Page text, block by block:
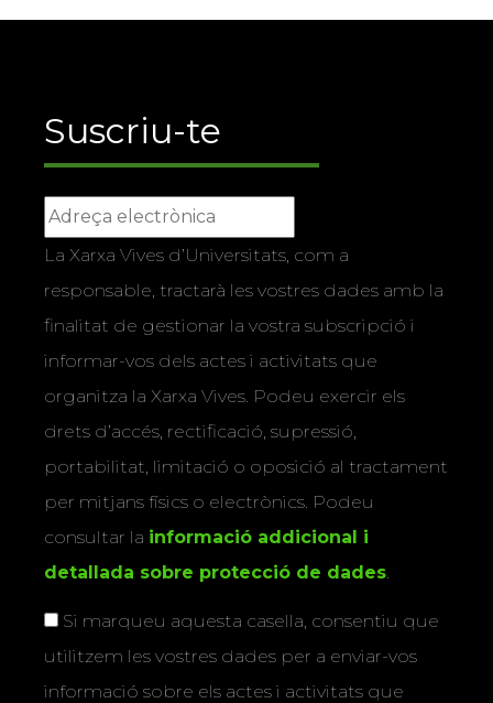
Suscriu-te
La Xarxa Vives d’Universitats, com a
responsable, tractarà les vostres dades amb la
finalitat de gestionar la vostra subscripció i
informar-vos dels actes i activitats que
organitza la Xarxa Vives. Podeu exercir els
drets d’accés, rectificació, supressió,
portabilitat, limitació o oposició al tractament
per mitjans físics o electrònics. Podeu
consultar la informació addicional i
detallada sobre protecció de dades
Si marqueu aquesta casella, consentiu que
utilitzem les vostres dades per a enviar-vos
informació sobre els actes i activitats que